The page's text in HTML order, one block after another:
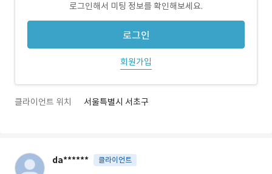
로그인해서 미팅 정보를 확인해보세요.
로그인
회원가입
클라이언트 위치 서울특별시 서초구
da****** 클라이언트